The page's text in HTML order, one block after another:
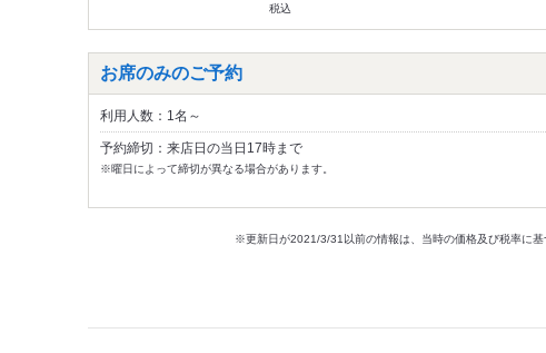
税込
お席のみのご予約
利用人数：1名～
予約締切：来店日の当日17時まで
※曜日によって締切が異なる場合があります。
※更新日が2021/3/31以前の情報は、当時の価格及び税率に基